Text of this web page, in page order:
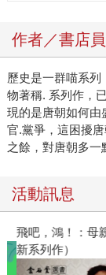
作者／書店
歷史是一群喵系列
物著稱. 系列作，
現的是唐朝如何由
官.黨爭，這困擾
之餘，對唐朝多一
活動訊息
飛吧，鴻！：母
新系列作）